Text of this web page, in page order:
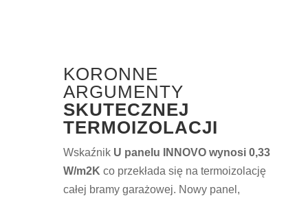
KORONNE
ARGUMENTY
SKUTECZNEJ
TERMOIZOLACJI
Wskaźnik U panelu INNOVO wynosi 0,33
W/m2K co przekłada się na termoizolację
całej bramy garażowej. Nowy panel,